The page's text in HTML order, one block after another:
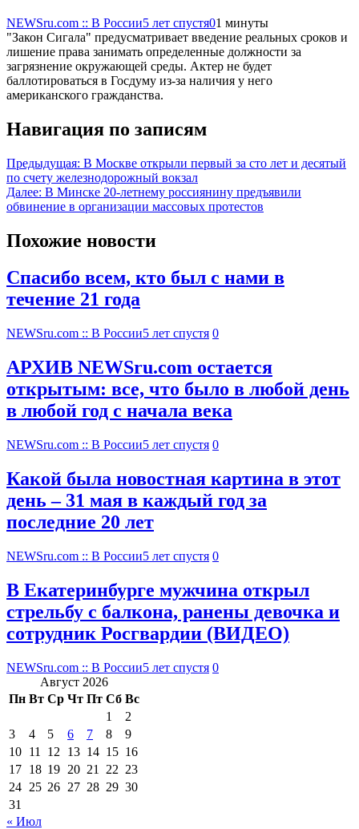
NEWSru.com :: В России5 лет спустя01 минуты
"Закон Сигала" предусматривает введение реальных сроков и
лишение права занимать определенные должности за
загрязнение окружающей среды. Актер не будет
баллотироваться в Госдуму из-за наличия у него
американского гражданства.
Навигация по записям
Предыдущая: В Москве открыли первый за сто лет и десятый
по счету железнодорожный вокзал
Далее: В Минске 20-летнему россиянину предъявили
обвинение в организации массовых протестов
Похожие новости
Спасибо всем, кто был с нами в
течение 21 года
NEWSru.com :: В России5 лет спустя 0
АРХИВ NEWSru.com остается
открытым: все, что было в любой день
в любой год с начала века
NEWSru.com :: В России5 лет спустя 0
Какой была новостная картина в этот
день – 31 мая в каждый год за
последние 20 лет
NEWSru.com :: В России5 лет спустя 0
В Екатеринбурге мужчина открыл
стрельбу с балкона, ранены девочка и
сотрудник Росгвардии (ВИДЕО)
NEWSru.com :: В России5 лет спустя 0
Август 2026
Пн Вт Ср Чт Пт Сб Вс
1
2
3
4 5 6 7 8
9
10 11 12 13 14 15 16
17 18 19 20 21 22 23
24 25 26 27 28 29 30
31
« Июл